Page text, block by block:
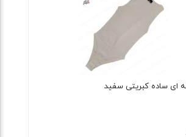
ای ساده کبریتی سفید